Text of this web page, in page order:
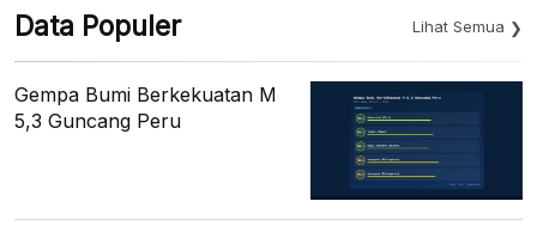
Data Populer Lihat Semua
Gempa Bumi Berkekuatan M
5,3 Guncang Peru